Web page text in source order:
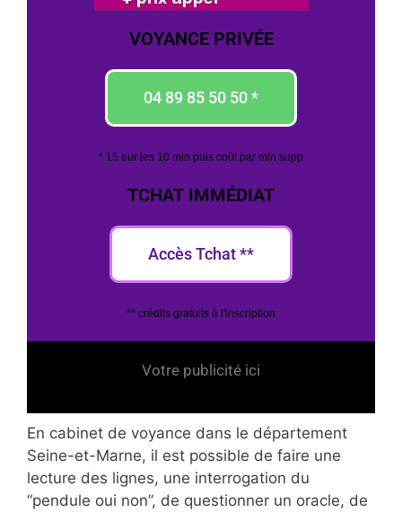
VOYANCE PRIVÉE
04 89 85 50 50 *
* 15 eur les 10 min puis coût par min supp
TCHAT IMMÉDIAT
Accès Tchat **
** crédits gratuits à l'inscription
Votre publicité ici
En cabinet de voyance dans le département
Seine-et-Marne, il est possible de faire une
lecture des lignes, une interrogation du
“pendule oui non”, de questionner un oracle, de